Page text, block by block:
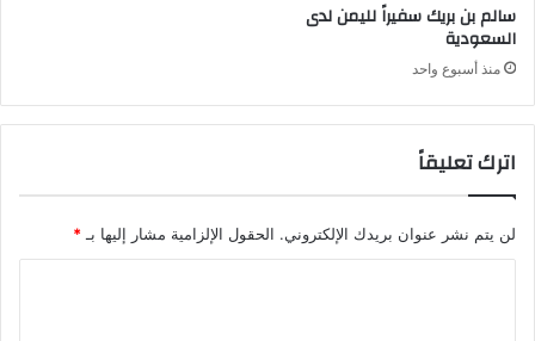
سالم بن بريك سفيراً لليمن لدى
السعودية
منذ أسبوع واحد
اترك تعليقاً
لن يتم نشر عنوان بريدك الإلكتروني. الحقول الإلزامية مشار إليها بـ *